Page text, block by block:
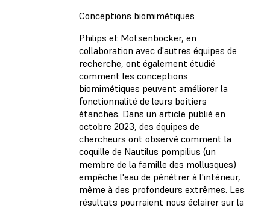
Conceptions biomimétiques
Philips et Motsenbocker, en
collaboration avec d'autres équipes de
recherche, ont également étudié
comment les conceptions
biomimétiques peuvent améliorer la
fonctionnalité de leurs boîtiers
étanches. Dans un article publié en
octobre 2023, des équipes de
chercheurs ont observé comment la
coquille de Nautilus pompilius (un
membre de la famille des mollusques)
empêche l'eau de pénétrer à l'intérieur,
même à des profondeurs extrêmes. Les
résultats pourraient nous éclairer sur la